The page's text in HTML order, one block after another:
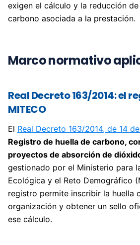
exigen el cálculo y la reducción
carbono asociada a la prestación.
Marco normativo
Real Decreto 163/2014: el
MITECO
El Real Decreto 163/2014, de 14
Registro de huella de carbono,
proyectos de absorción de
gestionado por el Ministerio para
Ecológica y el Reto Demográfico
registro permite inscribir la huella
organización y obtener un sello
ese cálculo.